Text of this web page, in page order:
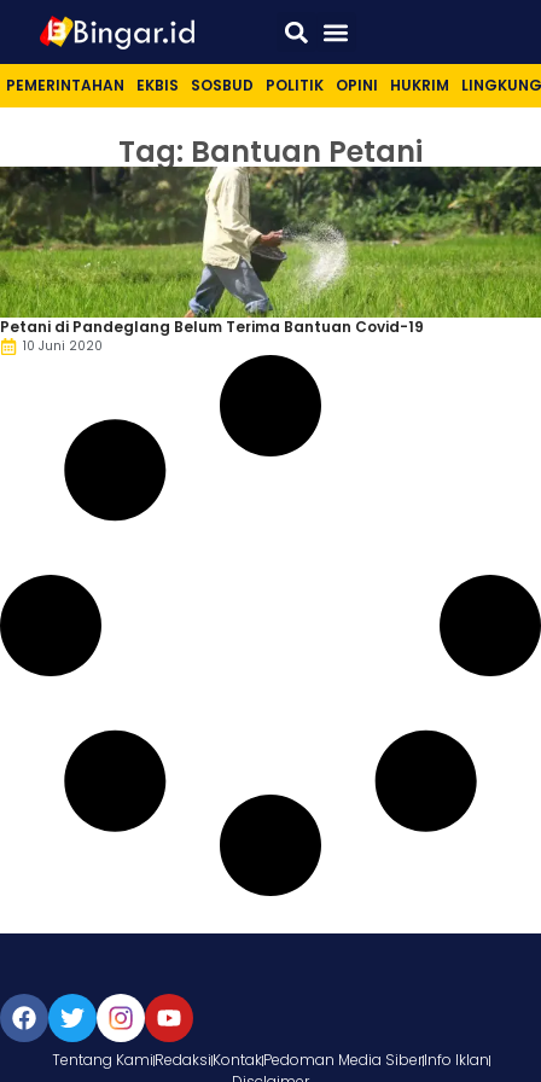
PEMERINTAHAN EKBIS SOSBUD POLITIK OPINI HUKRIM
Tag: Bantuan Petani
Petani di Pandeglang Belum Terima Bantuan Covid-19
10 Juni 2020
Tentang KamiRedaksiKontakPedoman Media SiberInfo Iklan